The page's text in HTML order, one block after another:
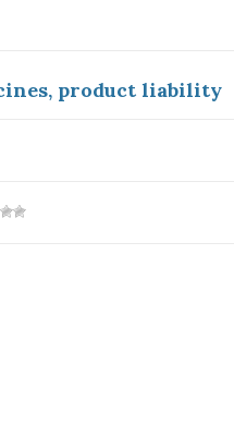
product liability